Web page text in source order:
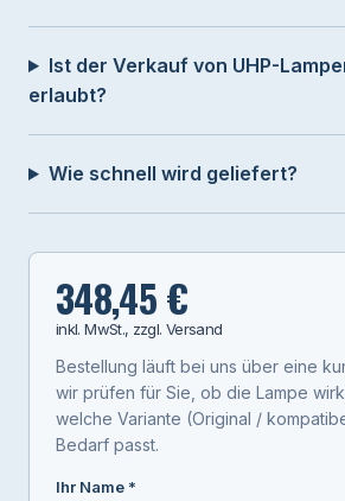
Ist der Verkauf von UHP-
erlaubt?
Wie schnell wird geliefert?
348,45 €
inkl. MwSt., zzgl. Versand
Bestellung läuft bei uns über eine
wir prüfen für Sie, ob die Lampe
welche Variante (Original /
Bedarf passt.
Ihr Name *